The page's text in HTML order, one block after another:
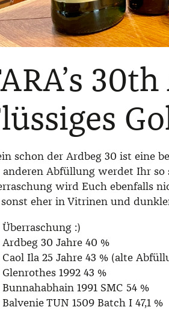
schon der Ardbeg 30 ist eine
anderen Abfüllung werdet Ihr
wird Euch ebenfalls
eher in Vitrinen und
Überraschung :)
Ardbeg 30 Jahre 40 %
Caol Ila 25 Jahre 43 % (alte
Glenrothes 1992 43 %
Bunnahabhain 1991 SMC 54 %
Balvenie TUN 1509 Batch I 47,1 %